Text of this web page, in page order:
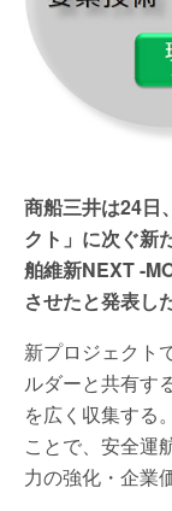
商船三井は24日
クト」に次ぐ新
舶維新NEXT -
させたと発表し
新プロジェクト
ルダーと共有す
を広く収集する
ことで、安全運
力の強化・企業